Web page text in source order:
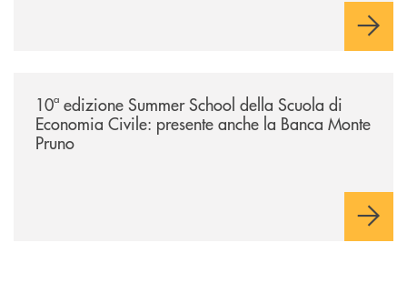
10ª edizione Summer School della Scuola di
Economia Civile: presente anche la Banca Monte
Pruno